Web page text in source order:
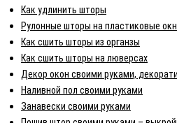
Как удлинить шторы
Рулонные шторы на пластиковые
Как сшить шторы из органзы
Как сшить шторы на люверсах
Декор окон своими руками,
Наливной пол своими руками
Занавески своими руками